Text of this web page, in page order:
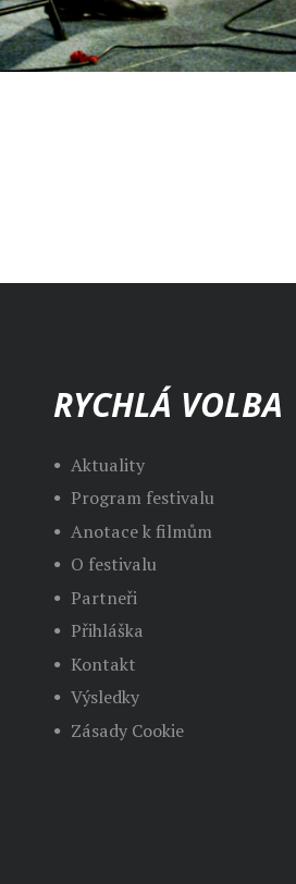
RYCHLÁ VOLBA
Aktuality
Program festivalu
Anotace k filmům
O festivalu
Partneři
Přihláška
Kontakt
Výsledky
Zásady Cookie